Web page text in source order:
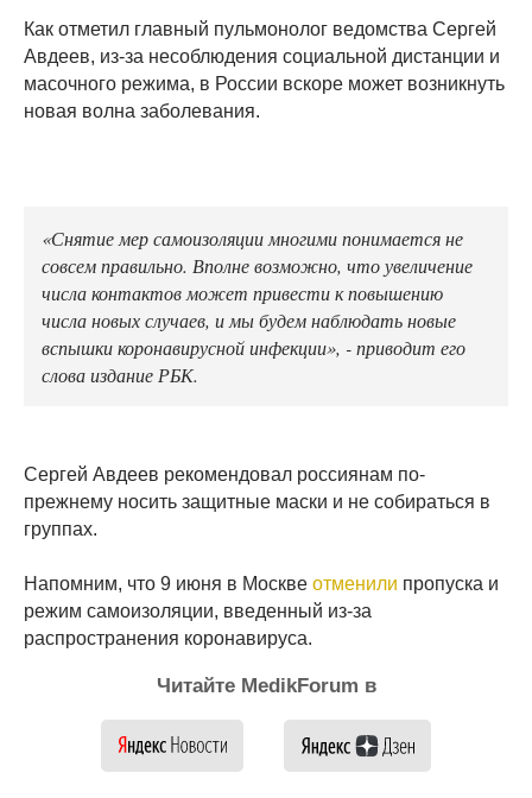
Как отметил главный пульмонолог ведомства Сергей
Авдеев, из-за несоблюдения социальной дистанции и
масочного режима, в России вскоре может возникнуть
новая волна заболевания.
«Снятие мер самоизоляции многими понимается не
совсем правильно. Вполне возможно, что увеличение
числа контактов может привести к повышению
числа новых случаев, и мы будем наблюдать новые
вспышки коронавирусной инфекции», - приводит его
слова издание РБК.
Сергей Авдеев рекомендовал россиянам по-
прежнему носить защитные маски и не собираться в
группах.
Напомним, что 9 июня в Москве отменили пропуска и
режим самоизоляции, введенный из-за
распространения коронавируса.
Читайте MedikForum в